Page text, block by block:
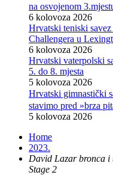
na osvojenom
6 kolovoza 2026
Hrvatski teniski
Challengera u
6 kolovoza 2026
Hrvatski vaterpolski
5. do 8. mjesta
5 kolovoza 2026
Hrvatski gimnastički
stavimo pred »brza
5 kolovoza 2026
Home
2023.
David Lazar bronca i
Stage 2